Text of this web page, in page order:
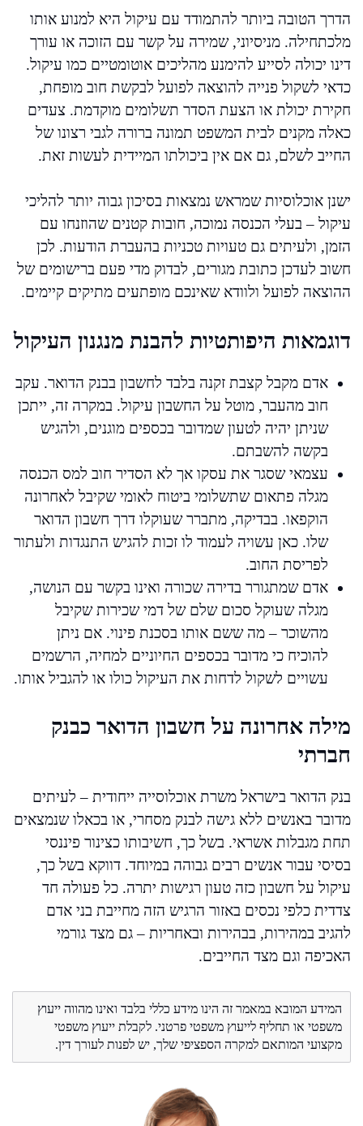
הדרך הטובה ביותר להתמודד עם עיקול היא למנוע אותו
מלכתחילה. מניסיוני, שמירה על קשר עם הזוכה או עורך
דינו יכולה לסייע להימנע מהליכים אוטומטיים כמו עיקול.
כדאי לשקול פנייה להוצאה לפועל לבקשת חוב מופחת,
חקירת יכולת או הצעת הסדר תשלומים מוקדמת. צעדים
כאלה מקנים לבית המשפט תמונה ברורה לגבי רצונו של
החייב לשלם, גם אם אין ביכולתו המיידית לעשות זאת.
ישנן אוכלוסיות שמראש נמצאות בסיכון גבוה יותר להליכי
עיקול – בעלי הכנסה נמוכה, חובות קטנים שהוזנחו עם
הזמן, ולעיתים גם טעויות טכניות בהעברת הודעות. לכן
חשוב לעדכן כתובת מגורים, לבדוק מדי פעם ברישומים של
ההוצאה לפועל ולוודא שאינכם מופתעים מתיקים קיימים.
דוגמאות היפותטיות להבנת מנגנון העיקול
אדם מקבל קצבת זקנה בלבד לחשבון בבנק הדואר. עקב
חוב מהעבר, מוטל על החשבון עיקול. במקרה זה, ייתכן
שניתן יהיה לטעון שמדובר בכספים מוגנים, ולהגיש
בקשה להשבתם.
עצמאי שסגר את עסקו אך לא הסדיר חוב למס הכנסה
מגלה פתאום שתשלומי ביטוח לאומי שקיבל לאחרונה
הוקפאו. בבדיקה, מתברר שעוקלו דרך חשבון הדואר
שלו. כאן עשויה לעמוד לו זכות להגיש התנגדות ולעתור
לפריסת החוב.
אדם שמתגורר בדירה שכורה ואינו בקשר עם הנושה,
מגלה שעוקל סכום שלם של דמי שכירות שקיבל
מהשוכר – מה ששם אותו בסכנת פינוי. אם ניתן
להוכיח כי מדובר בכספים החיוניים למחיה, הרשמים
עשויים לשקול לדחות את העיקול כולו או להגביל אותו.
מילה אחרונה על חשבון הדואר כבנק
חברתי
בנק הדואר בישראל משרת אוכלוסייה ייחודית – לעיתים
מדובר באנשים ללא גישה לבנק מסחרי, או בכאלו שנמצאים
תחת מגבלות אשראי. בשל כך, חשיבותו כצינור פיננסי
בסיסי עבור אנשים רבים גבוהה במיוחד. דווקא בשל כך,
עיקול על חשבון כזה טעון רגישות יתרה. כל פעולה חד
צדדית כלפי נכסים באזור הרגיש הזה מחייבת בני אדם
להגיב במהירות, בבהירות ובאחריות – גם מצד גורמי
האכיפה וגם מצד החייבים.
המידע המובא במאמר זה הינו מידע כללי בלבד ואינו מהווה ייעוץ
משפטי או תחליף לייעוץ משפטי פרטני. לקבלת ייעוץ משפטי
מקצועי המותאם למקרה הספציפי שלך, יש לפנות לעורך דין.